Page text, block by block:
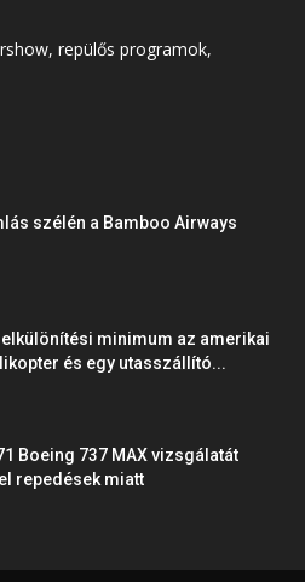
repülős programok,
szélén a Bamboo Airways
minimum az amerikai
és egy utasszállító...
Boeing 737 MAX vizsgálatát
repedések miatt